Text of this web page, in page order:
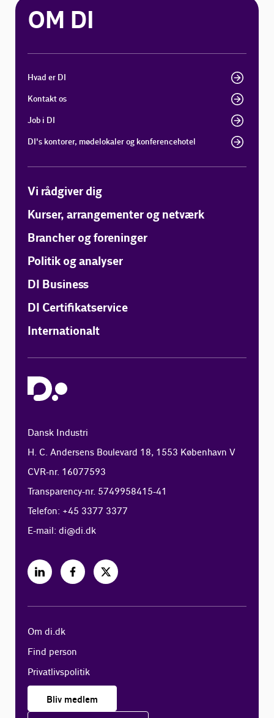
OM DI
Hvad er DI
Kontakt os
Job i DI
DI's kontorer, mødelokaler og konferencehotel
Vi rådgiver dig
Kurser, arrangementer og netværk
Brancher og foreninger
Politik og analyser
DI Business
DI Certifikatservice
Internationalt
Dansk Industri
H. C. Andersens Boulevard 18, 1553 København V
CVR-nr. 16077593
Transparency-nr. 5749958415-41
Telefon: +45 3377 3377
E-mail:di@di.dk
Om di.dk
Find person
Privatlivspolitik
Bliv medlem